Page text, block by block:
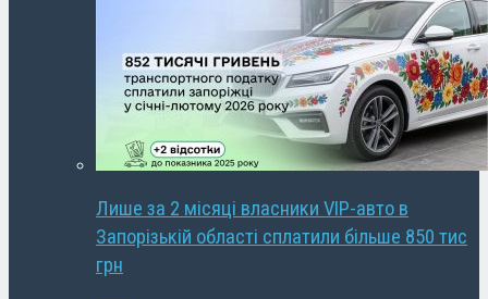
Лише за 2 місяці власники VIP-авто в
Запорізькій області сплатили більше 850 тис
грн